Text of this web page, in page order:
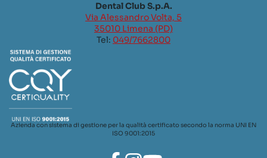
Dental Club S.p.A.
Via Alessandro Volta, 5
35010 Limena (PD)
Tel: 049/7662800
Azienda con sistema di gestione per la qualità certificato secondo la norma UNI EN
ISO 9001:2015